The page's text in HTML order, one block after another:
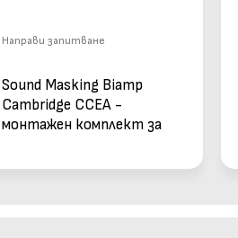
Направи запитване
Sound Masking Biamp
Cambridge CCEA -
монтажен комплект за
високоговорители